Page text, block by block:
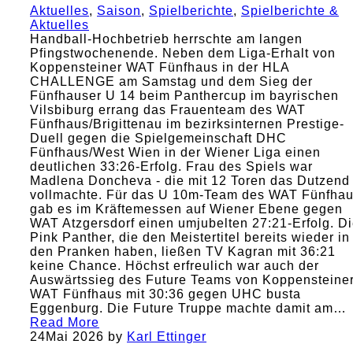
Aktuelles, Saison, Spielberichte, Spielberichte &
Aktuelles
Handball-Hochbetrieb herrschte am langen
Pfingstwochenende. Neben dem Liga-Erhalt von
Koppensteiner WAT Fünfhaus in der HLA
CHALLENGE am Samstag und dem Sieg der
Fünfhauser U 14 beim Panthercup im bayrischen
Vilsbiburg errang das Frauenteam des WAT
Fünfhaus/Brigittenau im bezirksinternen Prestige-
Duell gegen die Spielgemeinschaft DHC
Fünfhaus/West Wien in der Wiener Liga einen
deutlichen 33:26-Erfolg. Frau des Spiels war
Madlena Doncheva - die mit 12 Toren das Dutzend
vollmachte. Für das U 10m-Team des WAT
gab es im Kräftemessen auf Wiener Ebene gegen
WAT Atzgersdorf einen umjubelten 27:21-Erfolg.
Pink Panther, die den Meistertitel bereits wieder in
den Pranken haben, ließen TV Kagran mit 36:21
keine Chance. Höchst erfreulich war auch der
Auswärtssieg des Future Teams von
WAT Fünfhaus mit 30:36 gegen UHC busta
Eggenburg. Die Future Truppe machte damit am…
Read More
24Mai 2026 by Karl Ettinger